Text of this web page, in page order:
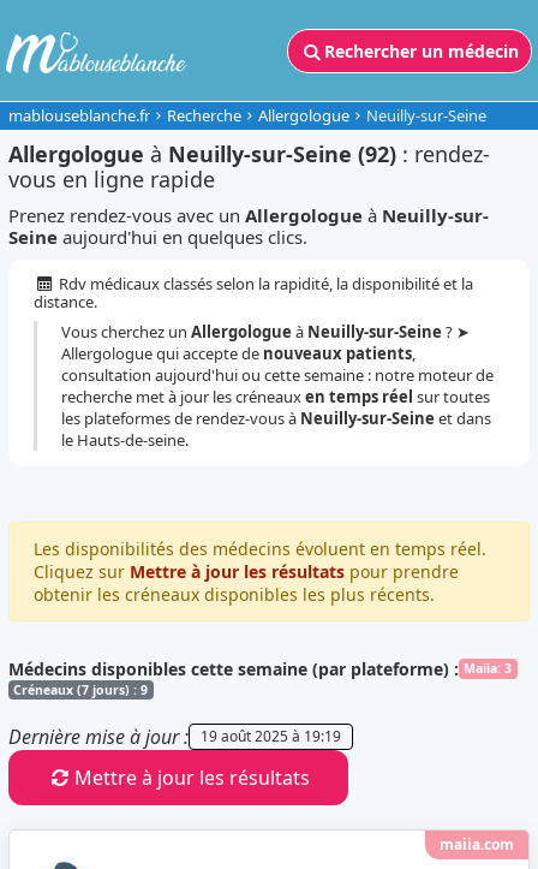
Rechercher un médecin
mablouseblanche.fr Recherche Allergologue Neuilly-sur-Seine
Allergologue à Neuilly-sur-Seine (92) : rendez-
vous en ligne rapide
Prenez rendez-vous avec unAllergologue à Neuilly-sur-
Seine aujourd'hui en quelques clics.
Rdv médicaux classés selon la rapidité, la disponibilité et la
distance.
Vous cherchez unAllergologue à Neuilly-sur-Seine ? ➤
Allergologue qui accepte de nouveaux patients,
consultation aujourd'hui ou cette semaine : notre moteur de
recherche met à jour les créneauxen temps réel sur toutes
les plateformes de rendez-vous à Neuilly-sur-Seine et dans
le Hauts-de-seine.
Les disponibilités des médecins évoluent en temps réel.
Cliquez sur Mettre à jour les résultats pour prendre
obtenir les créneaux disponibles les plus récents.
Médecins disponibles cette semaine (par plateforme) : Maiia: 3
Créneaux (7 jours) : 9
Dernière mise à jour : 19 août 2025 à 19:19
Mettre à jour les résultats
maiia.com